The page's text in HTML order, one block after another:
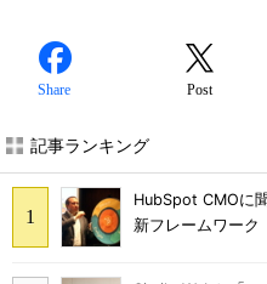
Share Post
記事ランキング
HubSpot CMOに
新フレームワーク